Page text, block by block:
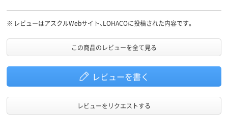
※ レビューはアスクルWebサイト、LOHACOに投稿された内容です。
この商品のレビューを全て見る
レビューを書く
レビューをリクエストする